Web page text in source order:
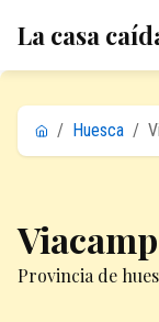
La casa
/ Huesca /
Provincia de